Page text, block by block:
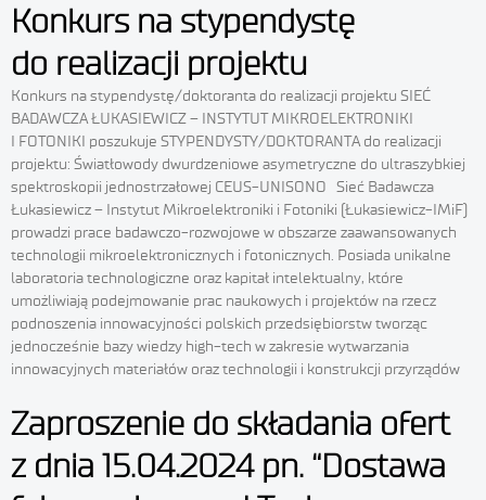
końcowym. W każdej chwili możecie Państwo zmienić
dotyczące plików cookies w przeglądarce internetowej.
niezbędnych plików cookies jest wymagana do
działania witryny. Szczegółowe informacje znajdą Państwo w
POLITYKA PRYWATNOŚCI.
AKCEPTUJ WSZYSTKIE
AKCEPTUJ NIEZBĘDNE
Konkurs na stypendystę
do realizacji projektu
Konkurs na stypendystę/doktoranta do realizacji projektu SIEĆ
BADAWCZA ŁUKASIEWICZ – INSTYTUT MIKROELEKTRONIKI
I FOTONIKI poszukuje STYPENDYSTY/DOKTORANTA do realizacji
projektu: Światłowody dwurdzeniowe asymetryczne do ultraszybkiej
spektroskopii jednostrzałowej CEUS-UNISONO Sieć Badawcza
Łukasiewicz – Instytut Mikroelektroniki i Fotoniki (Łukasiewicz-IMiF)
prowadzi prace badawczo-rozwojowe w obszarze zaawansowanych
technologii mikroelektronicznych i fotonicznych. Posiada unikalne
laboratoria technologiczne oraz kapitał intelektualny, które
umożliwiają podejmowanie prac naukowych i projektów na rzecz
podnoszenia innowacyjności polskich przedsiębiorstw tworząc
jednocześnie bazy wiedzy high-tech w zakresie wytwarzania
innowacyjnych materiałów oraz technologii i konstrukcji przyrządów
Zaproszenie do składania ofert
z dnia 15.04.2024 pn. “Dostawa